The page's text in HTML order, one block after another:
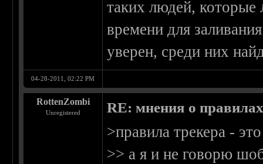
таких людей,
времени для
уверен, среди них
04-28-2011, 02:22 PM
RottenZombi
Unregistered RE: мнения о
>правила трекера -
>> а я и не говорю